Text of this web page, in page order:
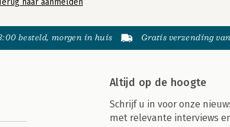
naar aanmelden
besteld, morgen in huis Gratis verzending
Altijd op de hoogte
Schrijf u in voor onze
met relevante interviews